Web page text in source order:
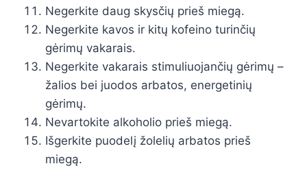
Negerkite daug skysčių prieš miegą.
Negerkite kavos ir kitų kofeino turinčių
gėrimų vakarais.
Negerkite vakarais stimuliuojančių gėrimų –
žalios bei juodos arbatos, energetinių
gėrimų.
Nevartokite alkoholio prieš miegą.
Išgerkite puodelį žolelių arbatos prieš
miegą.